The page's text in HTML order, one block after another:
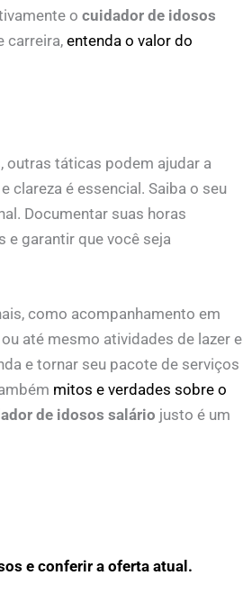
o cuidador de idosos
carreira, entenda o valor do
outras táticas podem ajudar a
clareza é essencial. Saiba o seu
Documentar suas horas
e garantir que você seja
como acompanhamento em
até mesmo atividades de lazer e
e tornar seu pacote de serviços
mitos e verdades sobre o
de idosos salário justo é um
e conferir a oferta atual.